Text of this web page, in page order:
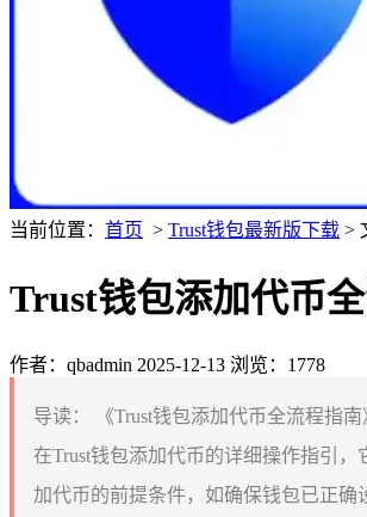
当前位置： 首页 > Trust钱包最新版下载 >
Trust钱包添加代币
作者：qbadmin 2025-12-13 浏览：1778
导读：
《Trust钱包添加代币全流程指
在Trust钱包添加代币的详细操作指引，
加代币的前提条件，如确保钱包已正确